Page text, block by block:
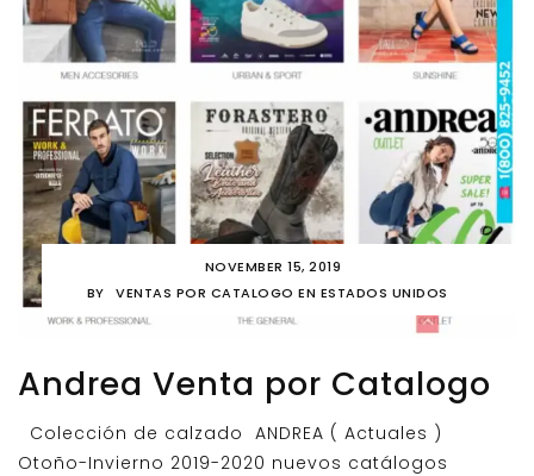
NOVEMBER 15, 2019
BY
VENTAS POR CATALOGO EN ESTADOS UNIDOS
Andrea Venta por Catalogo
Colección de calzado ANDREA ( Actuales )
Otoño-Invierno 2019-2020 nuevos catálogos